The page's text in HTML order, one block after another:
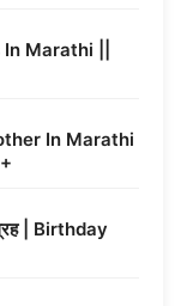
Marathi ||
In Marathi
| Birthday